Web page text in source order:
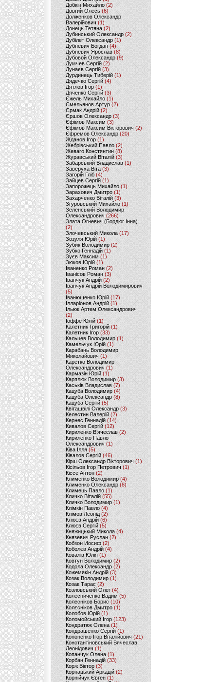
Добкін Михайло (2)
Довгий Олесь (6)
Долженков Олександр
Валерійович (1)
Донець Тетяна (2)
Дубинський Олександр(2)
Дубілет Олександр (1)
Дубневич Богдан (4)
Дубневич Ярослав (8)
Дубовой Олександр(9)
Думчев Сергій (2)
Дунаєв Сергій(3)
Дурдинець Тиберій (1)
Дядечко Сергій (4)
Дятлов Ігор (1)
Дяченко Сергій (3)
Єжель Михайло (1)
Ємельянов Артур (2)
Єрмак Андрій (2)
Єршов Олександр (3)
Єфімов Максим (3)
Єфімов Максим Вікторович (2)
Єфремов Олександр (20)
Жданов Ігор (1)
Жебрівський Павло (2)
Жеваго Констянтин (8)
Журавський Віталій (3)
Забарський Владислав (1)
Заверуха Віта (3)
Загорій Гліб (4)
Зайцев Сергій(1)
Запорожець Михайло (1)
Зарахович Дмитро (1)
Захарченко Віталій (3)
Згуровський Михайло (1)
Зеленський Володимир
Олександрович (266)
Злата Огневич (Бордюг Інна)
(2)
Злочевський Микола(17)
Зозуля Юрій (1)
Зубик Володимир (2)
Зубко Геннадій (1)
Зуєв Максим(1)
Зюков Юрій (1)
Іваненко Роман (2)
Іванісов Роман (3)
Іванчук Андрій(2)
Іванчук Андрій Володимирович
(5)
Іванющенко Юрій (17)
Ілларіонов Андрій (1)
Ільюк Артем Олександрович
(2)
Іоффе Юлій (1)
Калетник Григорій(1)
Калетник Ігор (33)
Кальцев Володимир(1)
Камельчук Юрій (1)
Карабань Володимир
Миколайович (1)
Каретко Володимир
Олександрович (1)
Кармазін Юрій(1)
Карплюк Володимир(3)
Каськів Владислав (7)
Кацуба Володимир (4)
Кацуба Олександр (8)
Кацуба Сергій (5)
Квіташвілі Олександр(3)
Келестин Валерій(2)
Кернес Геннадій (14)
Кивалов Сергій (12)
Кириленко В’ячеслав (2)
Кириленко Павло
Олександрович (1)
Ківа Ілля (5)
Ківалов Сергій(46)
Кірш Олександр Вікторович (1)
Кісільов Ігор Петрович (1)
Кіссе Антон (2)
Клименко Володимир(4)
Клименко Олександр (8)
Климець Павло (1)
Кличко Віталій(55)
Кличко Володимир (1)
Клімкін Павло (4)
Клімов Леонід(2)
Клюєв Андрій(6)
Клюєв Сергій (5)
Княжицький Микола(4)
Князевич Руслан (2)
Кобзон Иосиф(2)
Коболєв Андрій (4)
Ковалів Юлія(1)
Ковтун Володимир (2)
Кодола Олександр (2)
Кожемякін Андрій (3)
Козак Володимир (1)
Козак Тарас (2)
Козловський Олег(4)
Колесниченко Вадим (5)
Колесніков Борис (10)
Колєсніков Дмитро (1)
Колобов Юрій (1)
Коломойський Ігор (123)
Кондратюк Олена(1)
Кондрашенко Сергій (1)
Кононенко Ігор Віталійович (21)
Константіновський Вячеслав
Леонідович (1)
Копанчук Олена (1)
Корбан Геннадій (33)
Корж Віктор (3)
Корнацький Аркадій (2)
Корнійчук Євген (1)